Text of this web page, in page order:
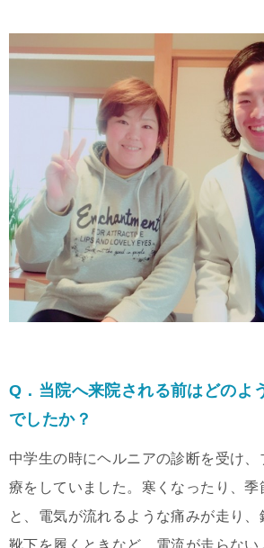
Q．当院へ来院される前はどのよ
でしたか？
中学生の時にヘルニアの診断を受け
療をしていました。寒くなったり、季
と、電気が流れるような痛みが走り、
靴下を履くときなど、電流が走らな